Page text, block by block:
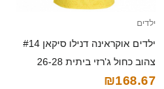
ילדים
ילדים אוקראינה דנילו סיקאן #14
צהוב כחול ג'רזי ביתית 26-28
חולצה קצרה
₪168.67